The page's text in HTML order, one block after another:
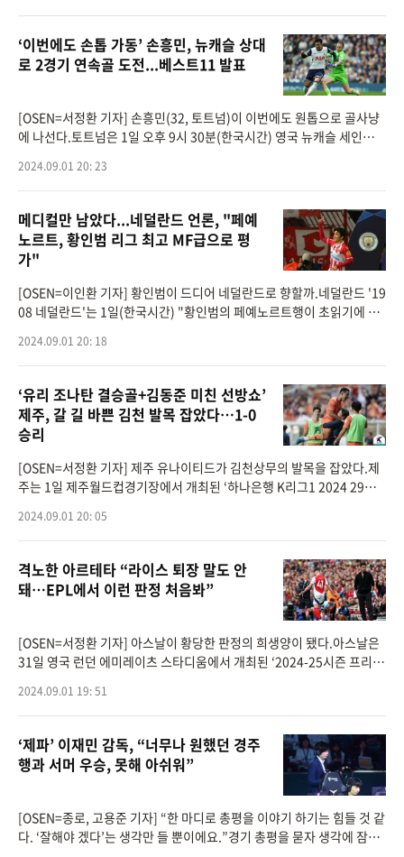
‘이번에도 손톱 가동’ 손흥민, 뉴캐슬 상대
로 2경기 연속골 도전...베스트11 발표
[OSEN=서정환 기자] 손흥민(32, 토트넘)이 이번에도 원톱으로 골사냥
에 나선다.토트넘은 1일 오후 9시 30분(한국시간) 영국 뉴캐슬 세인트
라운드’를 치른
2024.09.01 20: 23
메디컬만 남았다...네덜란드 언론, "페예
노르트, 황인범 리그 최고 MF급으로 평
가"
[OSEN=이인환 기자] 황인범이 드디어 네덜란드로 향할까.네덜란드 '19
08 네덜란드'는 1일(한국시간) "황인범의 페예노르트행이 초읽기에 들
이다"
2024.09.01 20: 18
‘유리 조나탄 결승골+김동준 미친 선방쇼’
제주, 갈 길 바쁜 김천 발목 잡았다…1-0
승리
[OSEN=서정환 기자] 제주 유나이티드가 김천상무의 발목을 잡았다.제
주는 1일 제주월드컵경기장에서 개최된 ‘하나은행 K리그1 2024 29라
다. 김천(승점 47
2024.09.01 20: 05
격노한 아르테타 “라이스 퇴장 말도 안
돼…EPL에서 이런 판정 처음봐”
[OSEN=서정환 기자] 아스날이 황당한 판정의 희생양이 됐다.아스날은
31일 영국 런던 에미레이츠 스타디움에서 개최된 ‘2024-25시즌 프리미
승)과 아스톤
2024.09.01 19: 51
‘제파’ 이재민 감독, “너무나 원했던 경주
행과 서머 우승, 못해 아쉬워”
[OSEN=종로, 고용준 기자] “한 마디로 총평을 이야기 하기는 힘들 것 같
다. ‘잘해야 겠다’는 생각만 들 뿐이에요.”경기 총평을 묻자 생각에 잠긴